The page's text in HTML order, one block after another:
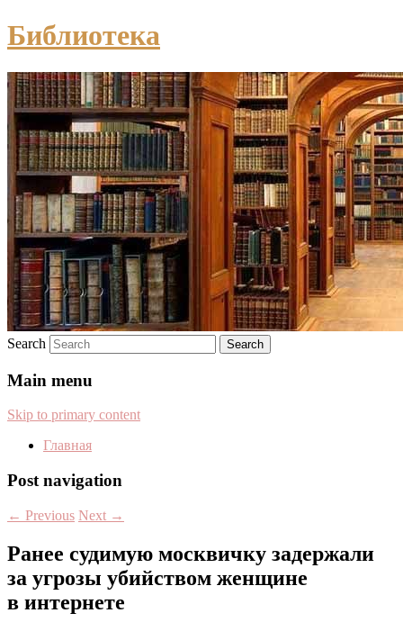
Библиотека
Search
Main menu
Skip to primary content
Главная
Post navigation
← Previous Next →
Ранее судимую москвичку задержали
за угрозы убийством женщине
в интернете